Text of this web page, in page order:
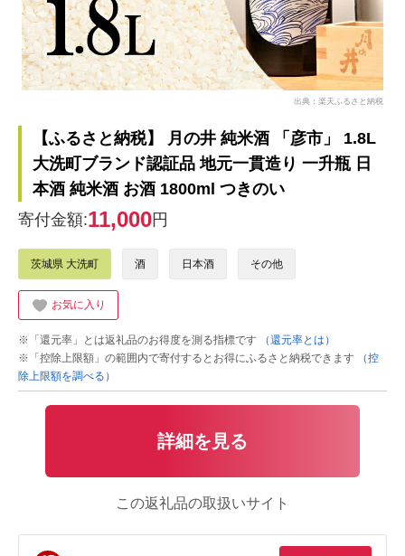
出典：楽天ふるさと納税
【ふるさと納税】 月の井 純米酒 「彦市」 1.8L
大洗町ブランド認証品 地元一貫造り 一升瓶 日
本酒 純米酒 お酒 1800ml つきのい
寄付金額:11,000円
茨城県 大洗町 酒 日本酒 その他
お気に入り
※「還元率」とは返礼品のお得度を測る指標です
（還元率とは）
※「控除上限額」の範囲内で寄付するとお得にふるさと納税できます
（控
除上限額を調べる）
詳細を見る
この返礼品の取扱いサイト